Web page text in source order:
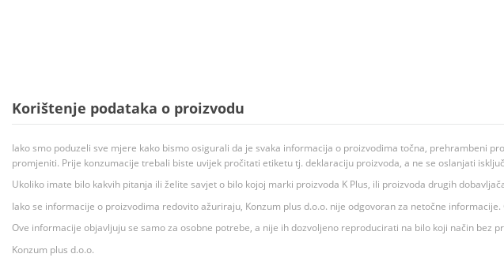
Korištenje podataka o proizvodu
Iako smo poduzeli sve mjere kako bismo osigurali da je svaka informacija o proizvodima točna, prehrambeni
promjeniti. Prije konzumacije trebali biste uvijek pročitati etiketu tj. deklaraciju proizvoda, a ne se oslanjati
Ukoliko imate bilo kakvih pitanja ili želite savjet o bilo kojoj marki proizvoda K Plus, ili proizvoda drugih
Iako se informacije o proizvodima redovito ažuriraju, Konzum plus d.o.o. nije odgovoran za netočne informacije.
Ove informacije objavljuju se samo za osobne potrebe, a nije ih dozvoljeno reproducirati na bilo koji način bez
Konzum plus d.o.o.